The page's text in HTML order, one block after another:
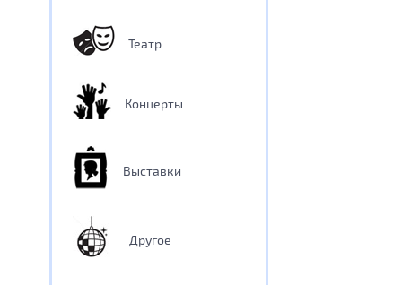
Театр
Концерты
Выставки
Другое